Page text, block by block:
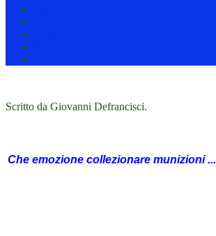
Scritto da Giovanni Defrancisci.
Che emozione collezionare munizioni ...